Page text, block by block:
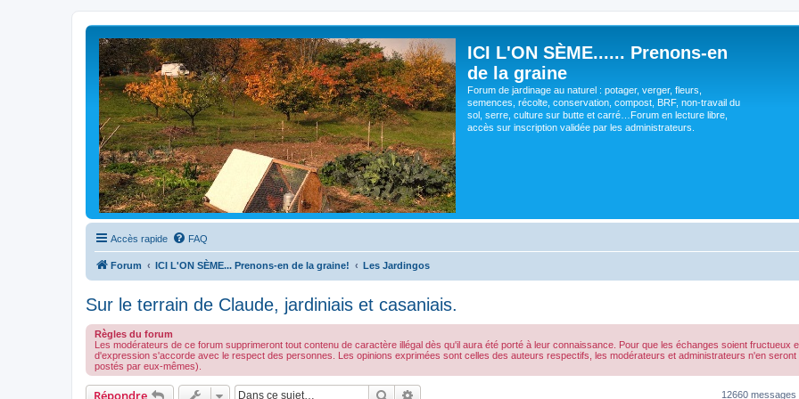
ICI L'ON SÈME...... Prenons-en
de la graine
Forum de jardinage au naturel : potager, verger, fleurs,
semences, récolte, conservation, compost, BRF, non-travail du
sol, serre, culture sur butte et carré…Forum en lecture libre,
accès sur inscription validée par les administrateurs.
Accès rapide FAQ
Forum ICI L'ON SÈME... Prenons-en de la graine! Les Jardingos
Sur le terrain de Claude, jardiniais et casaniais.
Règles du forum
Les modérateurs de ce forum supprimeront tout contenu de caractère illégal dès qu'il aura été porté à leur connaissance. Pour que les échanges soient fructueux
d'expression s'accorde avec le respect des personnes. Les opinions exprimées sont celles des auteurs respectifs, les modérateurs et administrateurs n'en
postés par eux-mêmes).
Répondre Rechercher 12660 messages